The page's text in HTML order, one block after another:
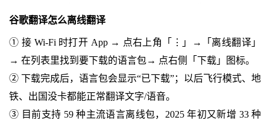
谷歌翻译怎么离线翻译
① 接 Wi-Fi 时打开 App → 点右上角「⋮」→「离线翻译」
→ 在列表里找到要下载的语言包→ 点右侧「下载」图标。
② 下载完成后，语言包会显示“已下载”；以后飞行模式、地
铁、出国没卡都能正常翻译文字/语音。
③ 目前支持 59 种主流语言离线包，2025 年初又新增 33 种